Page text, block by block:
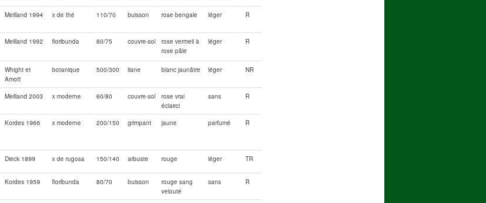
Meilland 1994 x de thé 110/70 buisson rose bengale léger R
Meilland 1992 floribunda 80/75 couvre-sol
rose vermeil à
rose pâle
léger R
Whight et
Amott
botanique 500/300 liane blanc jaunâtre léger NR
Meilland 2003 x moderne 60/80 couvre-sol
rose vrai
éclairci
sans R
Kordes 1966 x moderne 200/150 grimpant jaune parfumé R
Dieck 1899 x de rugosa 150/140 arbuste rouge léger TR
Kordes 1959 floribunda 80/70 buisson
rouge sang
velouté
sans R